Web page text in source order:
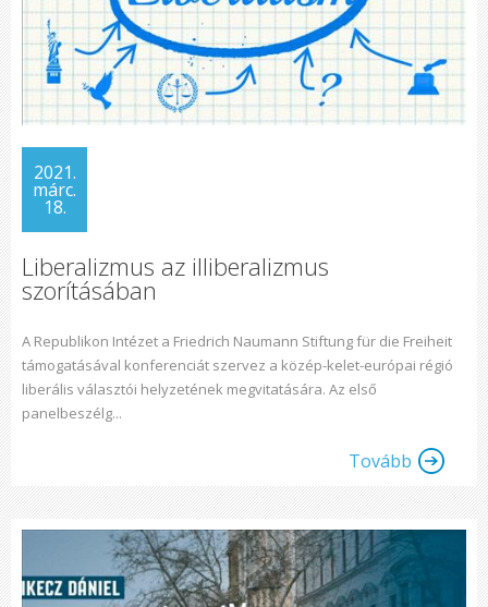
2021.
márc.
18.
Liberalizmus az illiberalizmus
szorításában
A Republikon Intézet a Friedrich Naumann Stiftung für die Freiheit
támogatásával konferenciát szervez a közép-kelet-európai régió
liberális választói helyzetének megvitatására. Az első
panelbeszélg...
Tovább